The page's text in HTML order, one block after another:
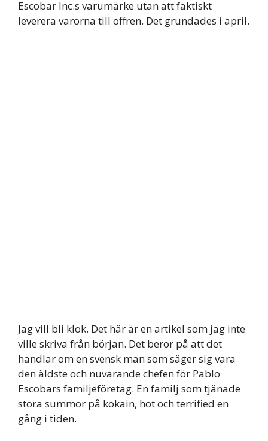
Escobar Inc.s varumärke utan att faktiskt
leverera varorna till offren. Det grundades i april.
Jag vill bli klok. Det här är en artikel som jag inte
ville skriva från början. Det beror på att det
handlar om en svensk man som säger sig vara
den äldste och nuvarande chefen för Pablo
Escobars familjeföretag. En familj som tjänade
stora summor på kokain, hot och terrified en
gång i tiden.